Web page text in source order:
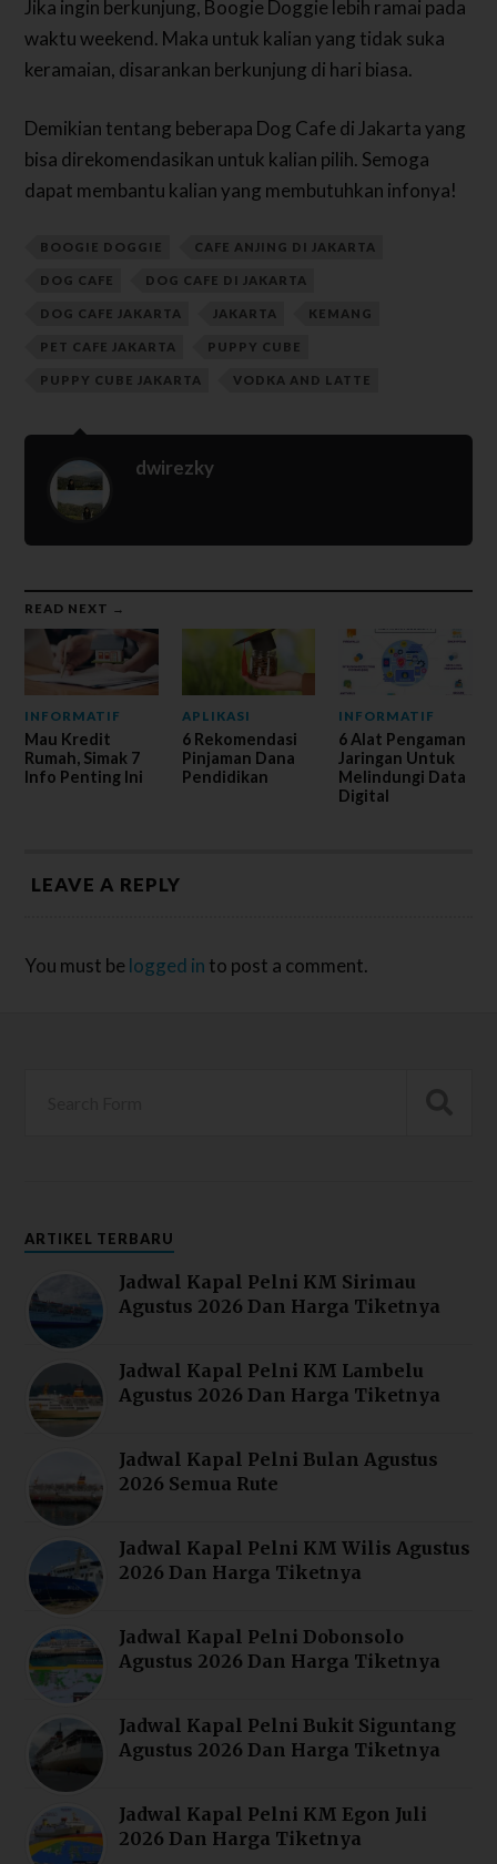
Jika ingin berkunjung, Boogie Doggie lebih ramai pada
waktu weekend. Maka untuk kalian yang tidak suka
keramaian, disarankan berkunjung di hari biasa.
Demikian tentang beberapa Dog Cafe di Jakarta yang
bisa direkomendasikan untuk kalian pilih. Semoga
dapat membantu kalian yang membutuhkan infonya!
BOOGIE DOGGIE CAFE ANJING DI JAKARTA
DOG CAFE DOG CAFE DI JAKARTA
DOG CAFE JAKARTA JAKARTA KEMANG
PET CAFE JAKARTA PUPPY CUBE
PUPPY CUBE JAKARTA VODKA AND LATTE
dwirezky
READ NEXT →
INFORMATIF
Mau Kredit
Rumah, Simak 7
Info Penting Ini
APLIKASI
6 Rekomendasi
Pinjaman Dana
Pendidikan
INFORMATIF
6 Alat Pengaman
Jaringan Untuk
Melindungi Data
Digital
LEAVE A REPLY
You must be logged in to post a comment.
ARTIKEL TERBARU
Jadwal Kapal Pelni KM Sirimau
Agustus 2026 Dan Harga Tiketnya
Jadwal Kapal Pelni KM Lambelu
Agustus 2026 Dan Harga Tiketnya
Jadwal Kapal Pelni Bulan Agustus
2026 Semua Rute
Jadwal Kapal Pelni KM Wilis Agustus
2026 Dan Harga Tiketnya
Jadwal Kapal Pelni Dobonsolo
Agustus 2026 Dan Harga Tiketnya
Jadwal Kapal Pelni Bukit Siguntang
Agustus 2026 Dan Harga Tiketnya
Jadwal Kapal Pelni KM Egon Juli
2026 Dan Harga Tiketnya